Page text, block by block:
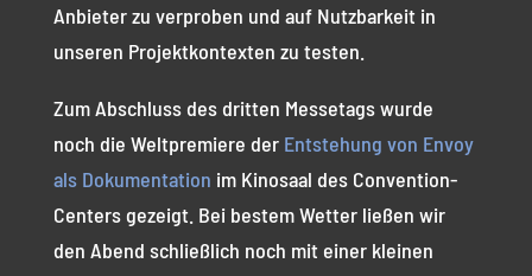
Anbieter zu verproben und auf Nutzbarkeit in
unseren Projektkontexten zu testen.
Zum Abschluss des dritten Messetags wurde
noch die Weltpremiere der Entstehung von Envoy
als Dokumentation im Kinosaal des Convention-
Centers gezeigt. Bei bestem Wetter ließen wir
den Abend schließlich noch mit einer kleinen